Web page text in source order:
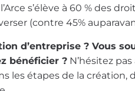
s’élève à 60 % des
(contre 45%
d’entreprise ? Vous
bénéficier ? N’hésitez
les étapes de la création,